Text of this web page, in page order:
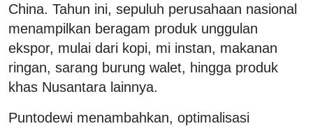
China. Tahun ini, sepuluh perusahaan nasional
menampilkan beragam produk unggulan
ekspor, mulai dari kopi, mi instan, makanan
ringan, sarang burung walet, hingga produk
khas Nusantara lainnya.
Puntodewi menambahkan, optimalisasi